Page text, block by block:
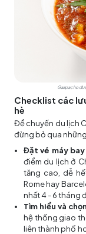
Gazpacho
Checklist các
hè
Để chuyến du lịch
đừng bỏ qua
Đặt vé máy bay
điểm du lịch ở
tăng cao, dễ
Rome hay
nhất 4 - 6 tháng
Tìm hiểu và
hệ thống giao
liên thành phố